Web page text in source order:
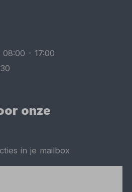
08:00 -17:00
onze
in je mailbox